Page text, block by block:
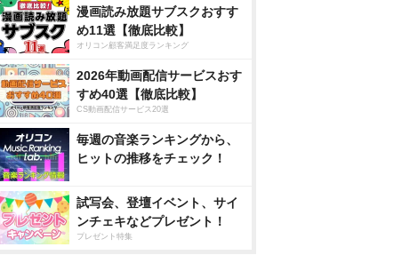
漫画読み放題サブスクおすす
め11選【徹底比較】
オリコン顧客満足度ランキング
2026年動画配信サービスおす
すめ40選【徹底比較】
CS動画配信サービス20選
毎週の音楽ランキングから、
ヒットの推移をチェック！
試写会、登壇イベント、サイ
ンチェキなどプレゼント！
プレゼント特集